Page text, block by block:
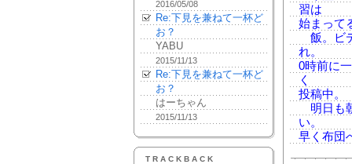
2016/05/08
Re:下見を兼ねて一杯ど
お？
YABU
2015/11/13
Re:下見を兼ねて一杯ど
お？
はーちゃん
2015/11/13
TRACKBACK
習は
始まって
飯。ビ
れ。
0時前に
く
投稿中。
明日も
い。
早く布団